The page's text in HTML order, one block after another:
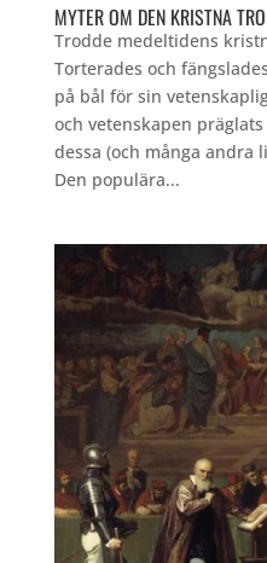
MYTER OM DEN KRISTNA
Trodde medeltidens
Torterades och
på bål för sin
och vetenskapen
dessa (och många andra
Den populära...